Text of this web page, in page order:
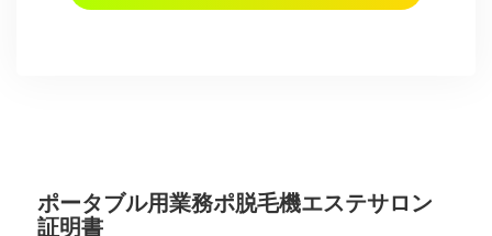
ポータブル用業務ポ脱毛機エステサロン
証明書